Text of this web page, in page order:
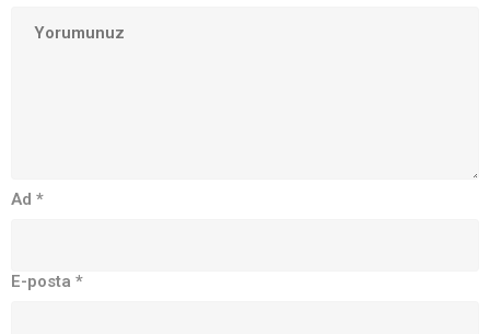
Ad *
E-posta *